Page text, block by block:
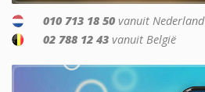
010 713 18 50 vanuit Nederland
02 788 12 43 vanuit België